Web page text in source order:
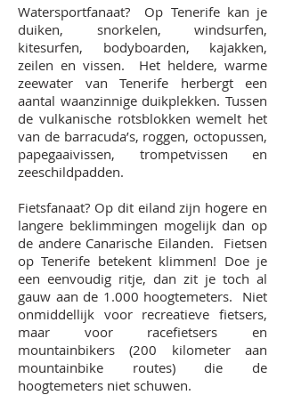
Watersportfanaat? Op Tenerife kan je
duiken, snorkelen, windsurfen,
kitesurfen, bodyboarden, kajakken,
zeilen en vissen. Het heldere, warme
zeewater van Tenerife herbergt een
aantal waanzinnige duikplekken. Tussen
de vulkanische rotsblokken wemelt het
van de barracuda’s, roggen, octopussen,
papegaaivissen, trompetvissen en
zeeschildpadden.
Fietsfanaat? Op dit eiland zijn hogere en
langere beklimmingen mogelijk dan op
de andere Canarische Eilanden. Fietsen
op Tenerife betekent klimmen! Doe je
een eenvoudig ritje, dan zit je toch al
gauw aan de 1.000 hoogtemeters. Niet
onmiddellijk voor recreatieve fietsers,
maar voor racefietsers en
mountainbikers (200 kilometer aan
mountainbike routes) die de
hoogtemeters niet schuwen.